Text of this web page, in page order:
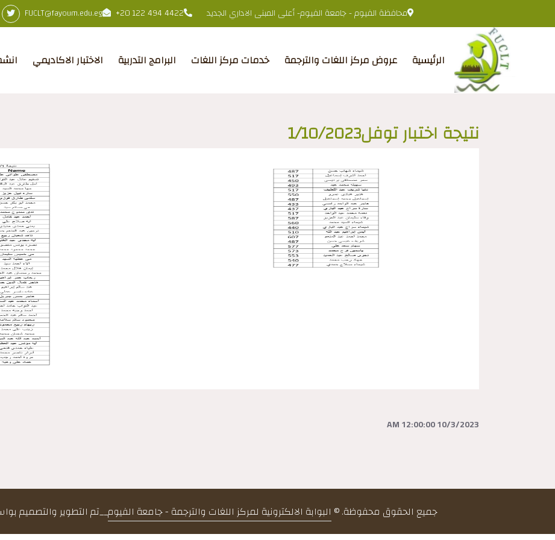
محافظة الفيوم - جامعة الفيوم- أعلى المبنى الاداري الجديد +20 122 494 4422
FUCLT@fayoum.edu.eg
الرئيسية عروض مركز اللغات والترجمة خدمات مركز اللغات البرامج التدربية الاختبار الاكاديمي
نتيجة اختبار توفل1/10/2023
10/3/2023 12:00:00 AM
جميع الحقوق محفوظة. © البوابة الالكترونية لمركز اللغات والترجمة - جامعة الفيوم__تم التطوير والتصميم